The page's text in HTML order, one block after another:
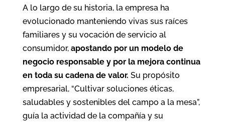
A lo largo de su historia, la empresa ha
evolucionado manteniendo vivas sus raíces
familiares y su vocación de servicio al
consumidor, apostando por un modelo de
negocio responsable y por la mejora continua
en toda su cadena de valor. Su propósito
empresarial, “Cultivar soluciones éticas,
saludables y sostenibles del campo a la mesa”,
guía la actividad de la compañía y su